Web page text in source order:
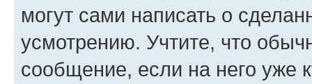
могут сами написать о
усмотрению. Учтите, что
сообщение, если на него уже